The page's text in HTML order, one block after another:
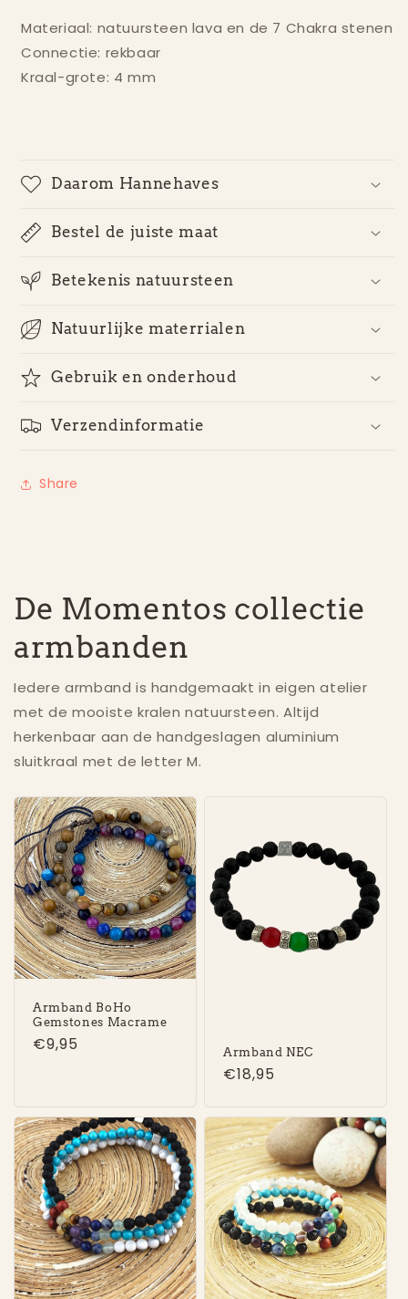
Materiaal: natuursteen lava en de 7 Chakra stenen
Connectie: rekbaar
Kraal-grote: 4 mm
Daarom Hannehaves
Bestel de juiste maat
Betekenis natuursteen
Natuurlijke materrialen
Gebruik en onderhoud
Verzendinformatie
Share
De Momentos collectie
armbanden
Iedere armband is handgemaakt in eigen atelier
met de mooiste kralen natuursteen. Altijd
herkenbaar aan de handgeslagen aluminium
sluitkraal met de letter M.
Armband BoHo
Gemstones Macrame
Normale
€9,95 Armband NEC
Normale
€18,95